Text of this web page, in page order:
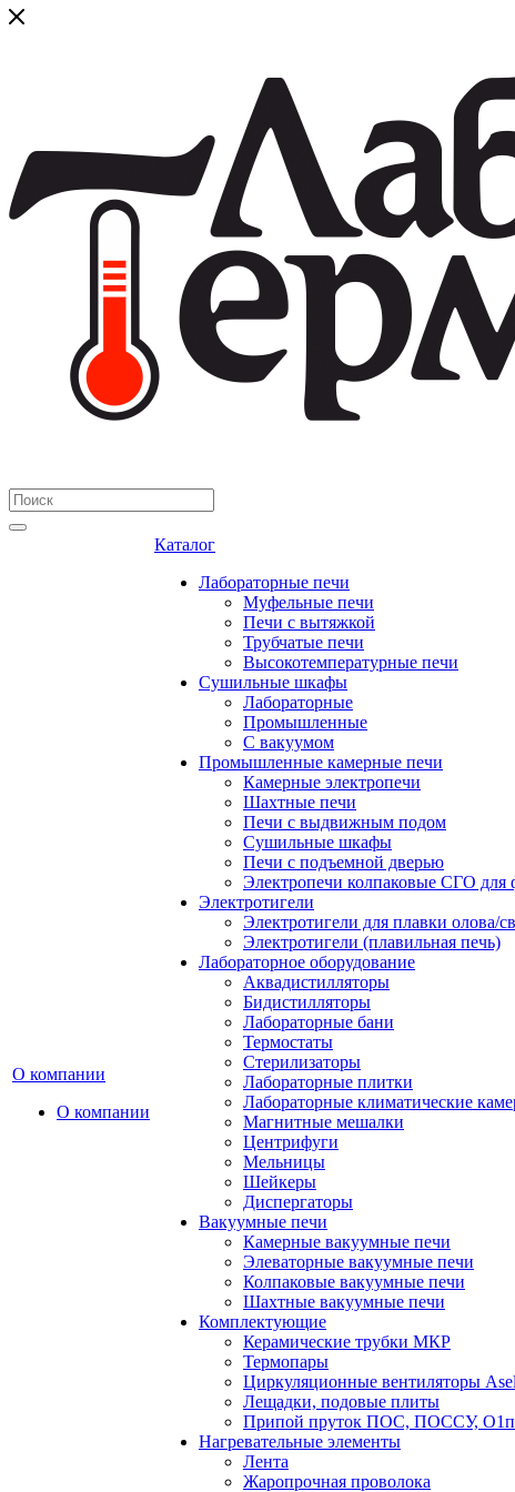
О компании
О компании
Каталог
Лабораторные печи
Муфельные печи
Печи с вытяжкой
Трубчатые печи
Высокотемпературные печи
Сушильные шкафы
Лабораторные
Промышленные
С вакуумом
Промышленные камерные печи
Камерные электропечи
Шахтные печи
Печи с выдвижным подом
Сушильные шкафы
Печи с подъемной дверью
Электропечи колпаковые СГО для
Электротигели
Электротигели для плавки олова/
Электротигели (плавильная печь)
Лабораторное оборудование
Аквадистилляторы
Бидистилляторы
Лабораторные бани
Термостаты
Стерилизаторы
Лабораторные плитки
Лабораторные климатические
Магнитные мешалки
Центрифуги
Мельницы
Шейкеры
Диспергаторы
Вакуумные печи
Камерные вакуумные печи
Элеваторные вакуумные печи
Колпаковые вакуумные печи
Шахтные вакуумные печи
Комплектующие
Керамические трубки МКР
Термопары
Циркуляционные вентиляторы
Лещадки, подовые плиты
Припой пруток ПОС, ПОССУ,
Нагревательные элементы
Лента
Жаропрочная проволока